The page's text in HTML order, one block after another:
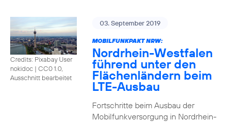
Credits: Pixabay User
nokidoc | CC0 1.0,
Ausschnitt bearbeitet
03. September 2019
MOBILFUNKPAKT NRW:
Nordrhein-Westfalen
führend unter den
Flächenländern beim
LTE-Ausbau
Fortschritte beim Ausbau der
Mobilfunkversorgung in Nordrhein-